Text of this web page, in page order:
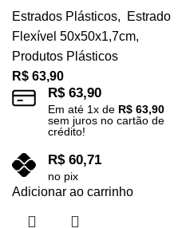
Estrados Plásticos,
Estrado
Flexível 50x50x1,7cm,
Produtos Plásticos
R$ 63,90
R$63,90
Em até 1x de R$ 63,90
sem juros no cartão de
crédito!
R$60,71
no pix
Adicionar ao carrinho